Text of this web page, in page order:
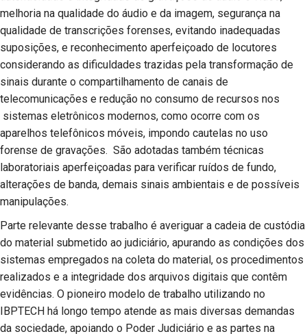
melhoria na qualidade do áudio e da imagem, segurança na
qualidade de transcrições forenses, evitando inadequadas
suposições, e reconhecimento aperfeiçoado de locutores
considerando as dificuldades trazidas pela transformação de
sinais durante o compartilhamento de canais de
telecomunicações e redução no consumo de recursos nos
sistemas eletrônicos modernos, como ocorre com os
aparelhos telefônicos móveis, impondo cautelas no uso
forense de gravações. São adotadas também técnicas
laboratoriais aperfeiçoadas para verificar ruídos de fundo,
alterações de banda, demais sinais ambientais e de possíveis
manipulações.
Parte relevante desse trabalho é averiguar a cadeia de custódia
do material submetido ao judiciário, apurando as condições dos
sistemas empregados na coleta do material, os procedimentos
realizados e a integridade dos arquivos digitais que contêm
evidências. O pioneiro modelo de trabalho utilizando no
IBPTECH há longo tempo atende as mais diversas demandas
da sociedade, apoiando o Poder Judiciário e as partes na